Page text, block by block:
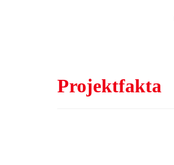
Projektfakta